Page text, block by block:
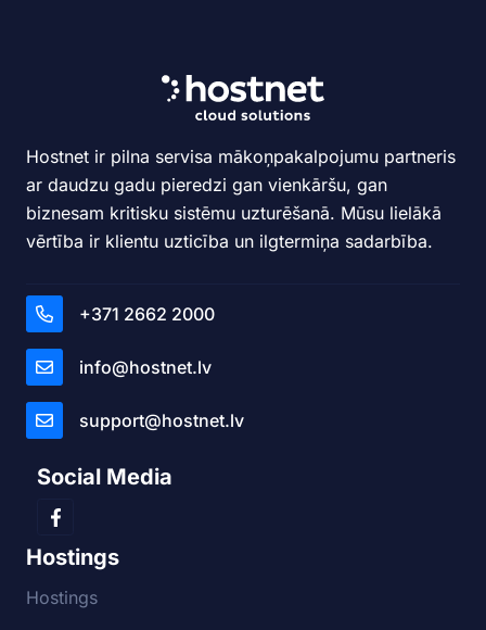
Hostnet ir pilna servisa mākoņpakalpojumu partneris
ar daudzu gadu pieredzi gan vienkāršu, gan
biznesam kritisku sistēmu uzturēšanā. Mūsu lielākā
vērtība ir klientu uzticība un ilgtermiņa sadarbība.
+371 2662 2000
info@hostnet.lv
support@hostnet.lv
Social Media
Hostings
Hostings